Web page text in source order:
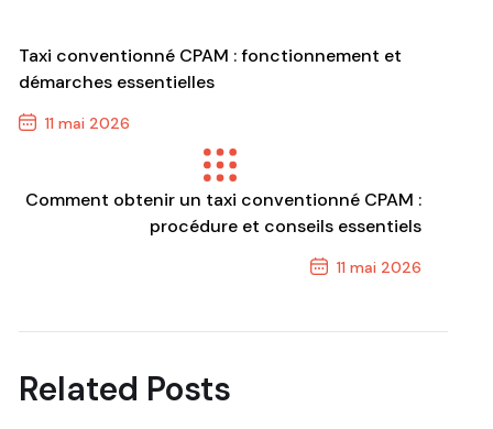
Taxi conventionné CPAM : fonctionnement et
démarches essentielles
11 mai 2026
Comment obtenir un taxi conventionné CPAM :
procédure et conseils essentiels
11 mai 2026
Related Posts